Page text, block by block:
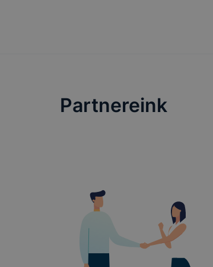
Partnereink